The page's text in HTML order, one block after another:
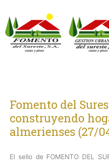
contenido
Fomento del
construyendo
almerienses (27/
El sello de FOMENTO DEL